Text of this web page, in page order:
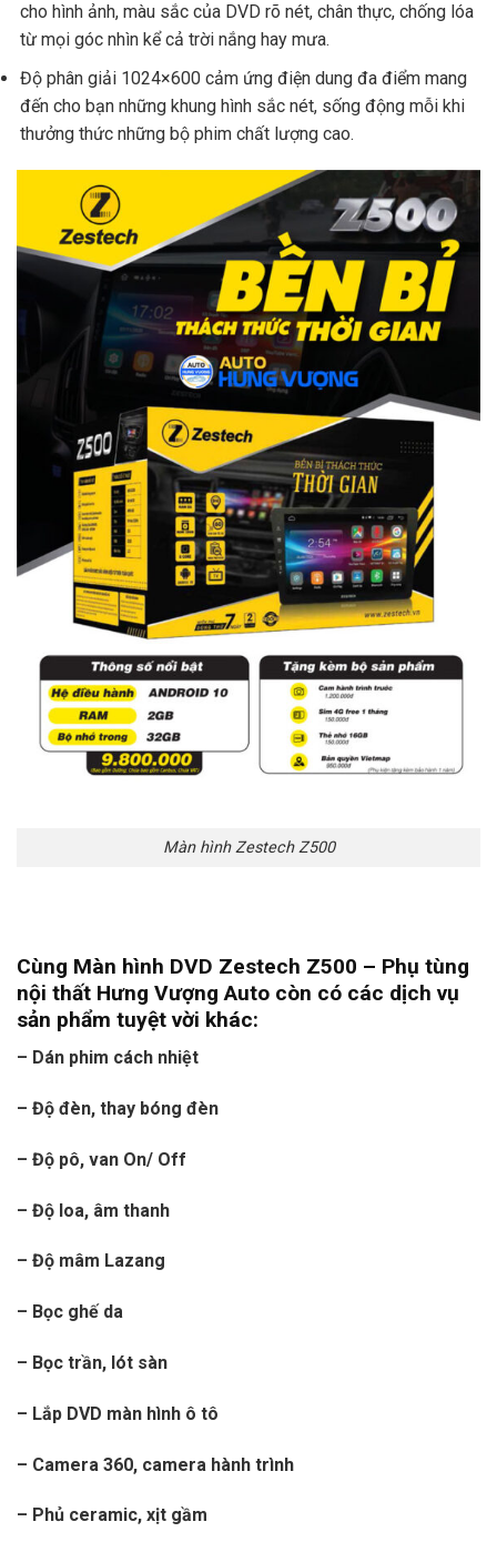
cho hình ảnh, màu sắc của DVD rõ nét, chân thực, chống lóa
từ mọi góc nhìn kể cả trời nắng hay mưa.
Độ phân giải 1024×600 cảm ứng điện dung đa điểm mang
đến cho bạn những khung hình sắc nét, sống động mỗi khi
thưởng thức những bộ phim chất lượng cao.
Màn hình Zestech Z500
Cùng Màn hình DVD Zestech Z500 – Phụ tùng
nội thất Hưng Vượng Auto còn có các dịch vụ
sản phẩm tuyệt vời khác:
– Dán phim cách nhiệt
– Độ đèn, thay bóng đèn
– Độ pô, van On/ Off
– Độ loa, âm thanh
– Độ mâm Lazang
– Bọc ghế da
– Bọc trần, lót sàn
– Lắp DVD màn hình ô tô
– Camera 360, camera hành trình
– Phủ ceramic, xịt gầm